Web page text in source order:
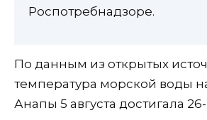
Роспотребнадзоре.
По данным из открытых
температура морской воды
Анапы 5 августа достигала